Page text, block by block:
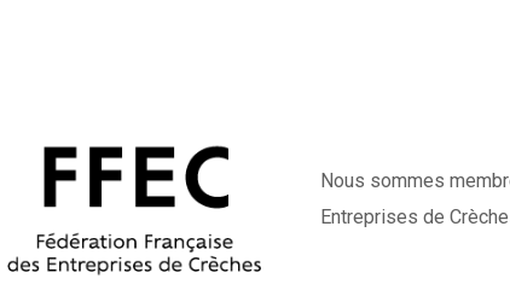
Nous sommes
Entreprises de